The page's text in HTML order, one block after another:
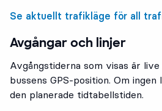
Se aktuellt trafikläge för all
Avgångar och linjer
Avgångstiderna som visas är
bussens GPS-position. Om
den planerade tidtabellstiden.